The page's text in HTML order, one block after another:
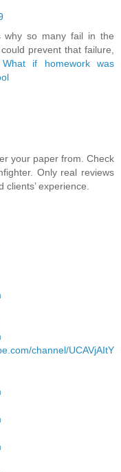
why so many fail in the
prevent that failure,
What if homework was
your paper from. Check
Only real reviews
clients’ experience.
channel/UCAVjAItY